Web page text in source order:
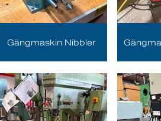
Gängmaskin Nibbler